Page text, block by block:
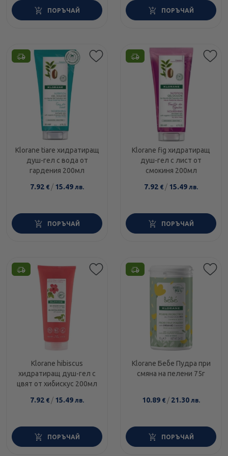
ПОРЪЧАЙ ПОРЪЧАЙ
Klorane tiare хидратиращ
душ-гел с вода от
гардения 200мл
7.92 € / 15.49 лв.
ПОРЪЧАЙ
Klorane fig хидратиращ
душ-гел с лист от
смокиня 200мл
7.92 € / 15.49 лв.
ПОРЪЧАЙ
Klorane hibiscus
хидратиращ душ-гел с
цвят от хибискус 200мл
7.92 € / 15.49 лв.
ПОРЪЧАЙ
Klorane Бебе Пудра при
смяна на пелени 75г
10.89 € / 21.30 лв.
ПОРЪЧАЙ